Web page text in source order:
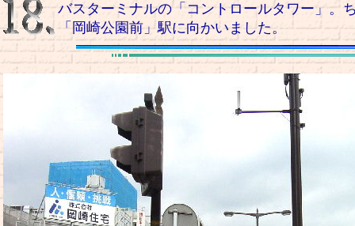
バスターミナルの「コントロールタワー」。
「岡崎公園前」駅に向かいました。